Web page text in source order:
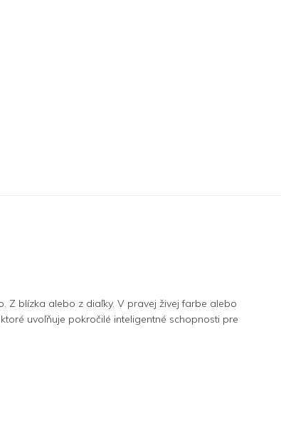
Z blízka alebo z diaľky. V pravej živej farbe alebo
uvoľňuje pokročilé inteligentné schopnosti pre